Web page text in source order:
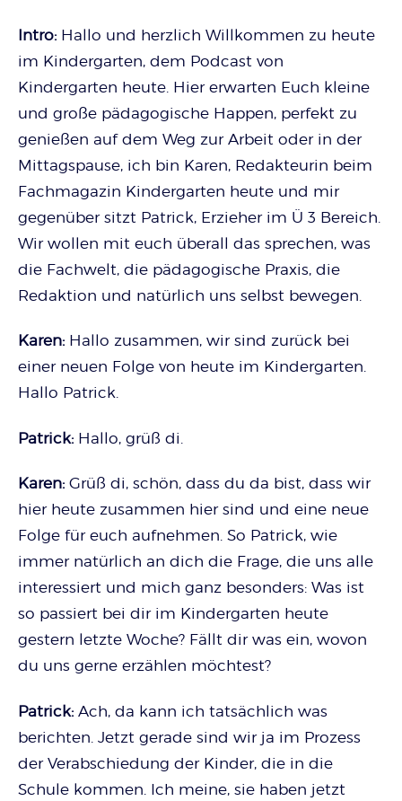
Intro: Hallo und herzlich Willkommen zu heute
im Kindergarten, dem Podcast von
Kindergarten heute. Hier erwarten Euch kleine
und große pädagogische Happen, perfekt zu
genießen auf dem Weg zur Arbeit oder in der
Mittagspause, ich bin Karen, Redakteurin beim
Fachmagazin Kindergarten heute und mir
gegenüber sitzt Patrick, Erzieher im Ü 3 Bereich.
Wir wollen mit euch überall das sprechen, was
die Fachwelt, die pädagogische Praxis, die
Redaktion und natürlich uns selbst bewegen.
Karen: Hallo zusammen, wir sind zurück bei
einer neuen Folge von heute im Kindergarten.
Hallo Patrick.
Patrick: Hallo, grüß di.
Karen: Grüß di, schön, dass du da bist, dass wir
hier heute zusammen hier sind und eine neue
Folge für euch aufnehmen. So Patrick, wie
immer natürlich an dich die Frage, die uns alle
interessiert und mich ganz besonders: Was ist
so passiert bei dir im Kindergarten heute
gestern letzte Woche? Fällt dir was ein, wovon
du uns gerne erzählen möchtest?
Patrick: Ach, da kann ich tatsächlich was
berichten. Jetzt gerade sind wir ja im Prozess
der Verabschiedung der Kinder, die in die
Schule kommen. Ich meine, sie haben jetzt